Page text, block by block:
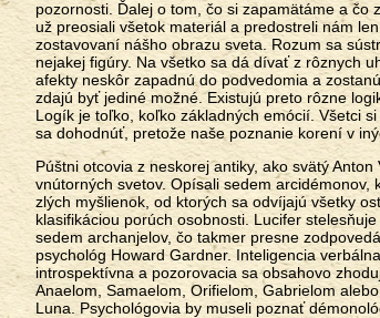
pozornosti. Ďalej o tom, čo si zapamätáme a
už preosiali všetok materiál a predostreli nám
zostavovaní nášho obrazu sveta. Rozum sa
nejakej figúry. Na všetko sa dá dívať z rôznych
afekty neskôr zapadnú do podvedomia a
zdajú byť jediné možné. Existujú preto rôzne
Logík je toľko, koľko základných emócií. Všetci
sa dohodnúť, pretože naše poznanie korení v
Púštni otcovia z neskorej antiky, ako svätý
vnútorných svetov. Opísali sedem
zlých myšlienok, od ktorých sa odvíjajú všetky
klasifikáciou porúch osobnosti. Lucifer
sedem archanjelov, čo takmer presne
psychológ Howard Gardner. Inteligencia
introspektívna a pozorovacia sa obsahovo
Anaelom, Samaelom, Orifielom, Gabrielom
Luna. Psychológovia by museli poznať